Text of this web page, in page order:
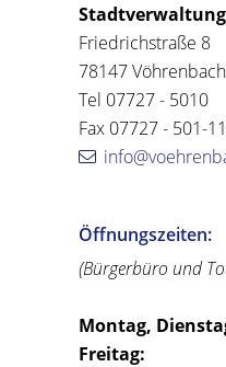
Stadtverwaltung
Friedrichstraße 8
78147 Vöhrenbach
Tel 07727 - 5010
Fax 07727 - 501-
Öffnungszeiten:
(Bürgerbüro und
Montag,
Freitag: